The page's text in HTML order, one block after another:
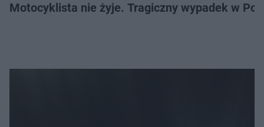
Motocyklista nie żyje. Tragiczny wypadek w